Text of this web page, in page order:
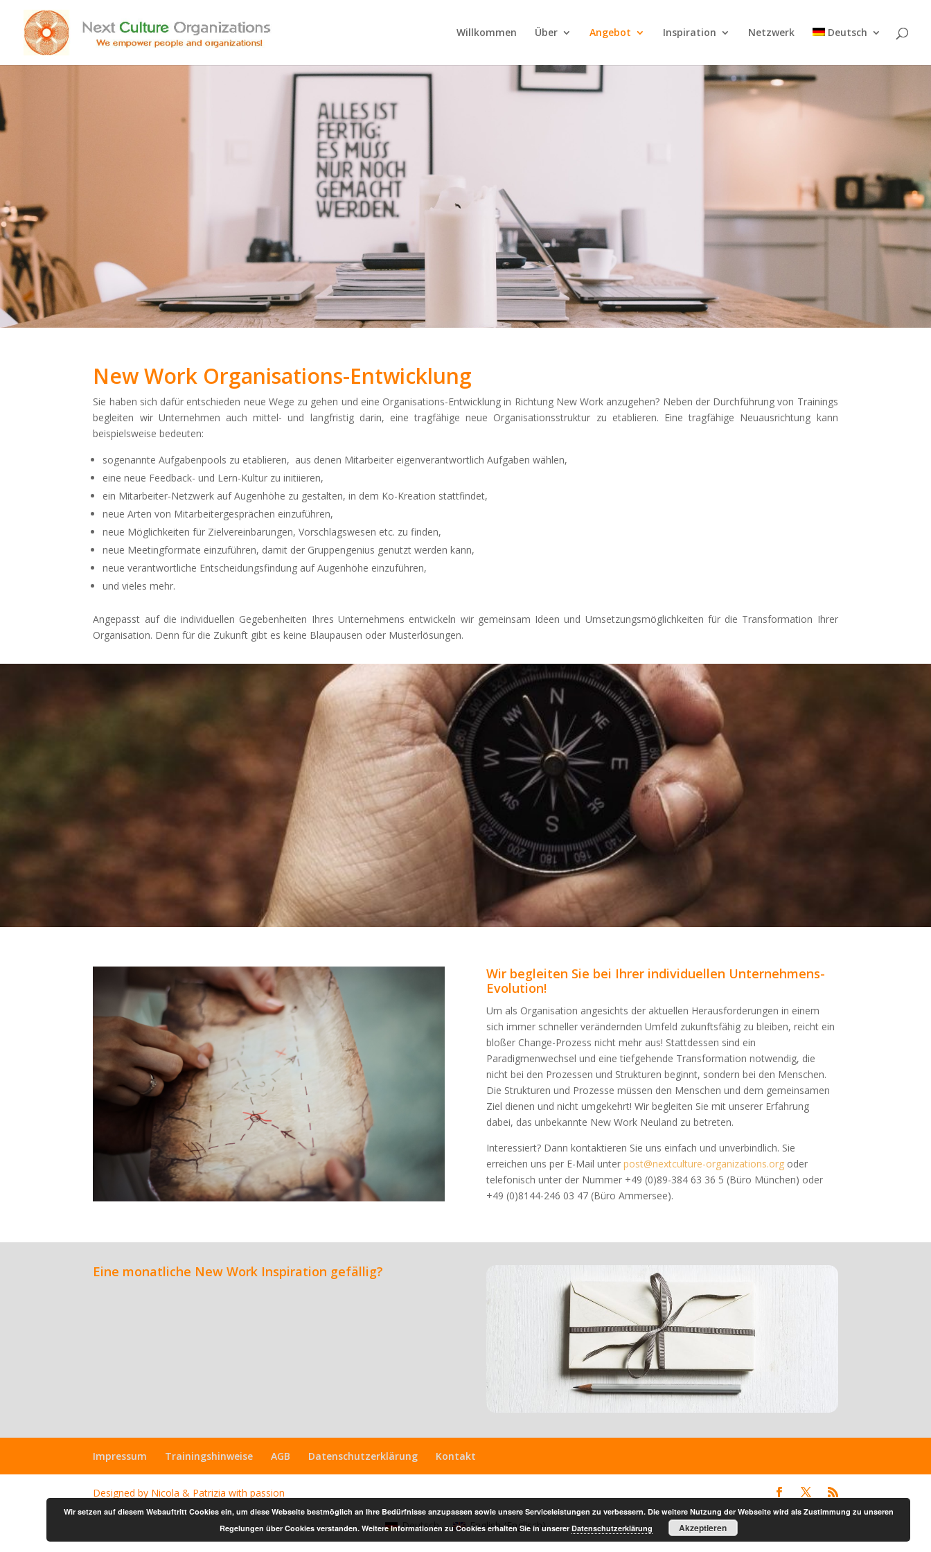
Willkommen Über Angebot Inspiration Netzwerk Deutsch
New Work Organisations-Entwicklung
Sie haben sich dafür entschieden neue Wege zu gehen und eine Organisations-Entwicklung in Richtung New Work anzugehen? Neben der Durchführung von Trainings
begleiten wir Unternehmen auch mittel- und langfristig darin, eine tragfähige neue Organisationsstruktur zu etablieren. Eine tragfähige Neuausrichtung kann
beispielsweise bedeuten:
sogenannte Aufgabenpools zu etablieren, aus denen Mitarbeiter eigenverantwortlich Aufgaben wählen,
eine neue Feedback- und Lern-Kultur zu initiieren,
ein Mitarbeiter-Netzwerk auf Augenhöhe zu gestalten, in dem Ko-Kreation stattfindet,
neue Arten von Mitarbeitergesprächen einzuführen,
neue Möglichkeiten für Zielvereinbarungen, Vorschlagswesen etc. zu finden,
neue Meetingformate einzuführen, damit der Gruppengenius genutzt werden kann,
neue verantwortliche Entscheidungsfindung auf Augenhöhe einzuführen,
und vieles mehr.
Angepasst auf die individuellen Gegebenheiten Ihres Unternehmens entwickeln wir gemeinsam Ideen und Umsetzungsmöglichkeiten für die Transformation Ihrer
Organisation. Denn für die Zukunft gibt es keine Blaupausen oder Musterlösungen.
Wir begleiten Sie bei Ihrer individuellen Unternehmens-
Evolution!
Um als Organisation angesichts der aktuellen Herausforderungen in einem
sich immer schneller verändernden Umfeld zukunftsfähig zu bleiben, reicht ein
bloßer Change-Prozess nicht mehr aus! Stattdessen sind ein
Paradigmenwechsel und eine tiefgehende Transformation notwendig, die
nicht bei den Prozessen und Strukturen beginnt, sondern bei den Menschen.
Die Strukturen und Prozesse müssen den Menschen und dem gemeinsamen
Ziel dienen und nicht umgekehrt! Wir begleiten Sie mit unserer Erfahrung
dabei, das unbekannte New Work Neuland zu betreten.
Interessiert? Dann kontaktieren Sie uns einfach und unverbindlich. Sie
erreichen uns per E-Mail unter post@nextculture-organizations.orgoder
telefonisch unter der Nummer +49 (0)89-384 63 36 5 (Büro München) oder
+49 (0)8144-246 03 47 (Büro Ammersee).
Eine monatliche New Work Inspiration gefällig?
Impressum Trainingshinweise AGB Datenschutzerklärung Kontakt
Designed by Nicola & Patrizia with passion
Deutsch English(Englisch)
Wir setzen auf diesem Webauftritt Cookies ein, um diese Webseite bestmöglich an Ihre Bedürfnisse anzupassen sowie unsere Serviceleistungen zu verbessern. Die weitere Nutzung der Webseite wird als Zustimmung zu unseren
Regelungen über Cookies verstanden. Weitere Informationen zu Cookies erhalten Sie in unserer Datenschutzerklärung Akzeptieren